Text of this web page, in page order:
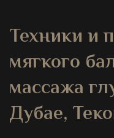
Техники и
мягкого
массажа
Дубае,